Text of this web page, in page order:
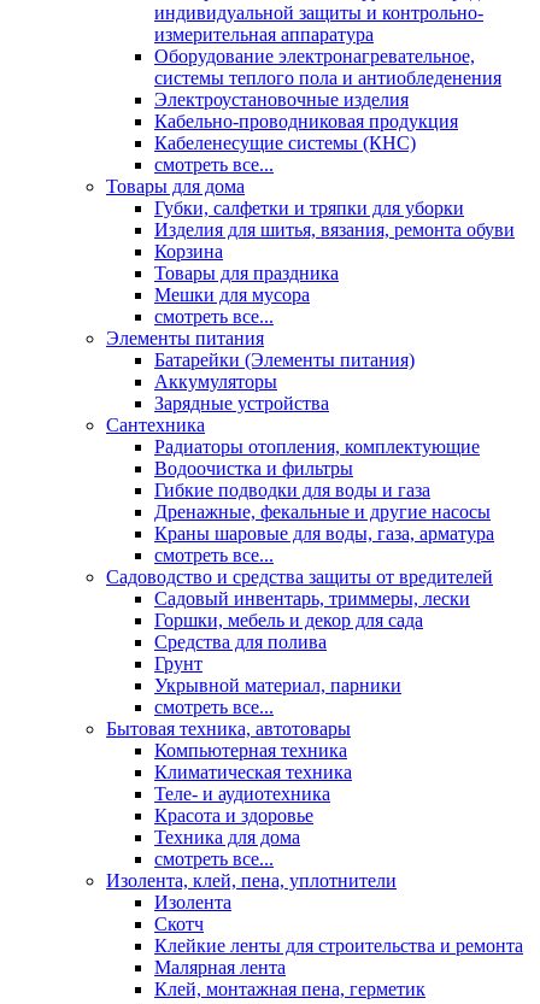
индивидуальной защиты и контрольно-
измерительная аппаратура
Оборудование электронагревательное,
системы теплого пола и антиобледенения
Электроустановочные изделия
Кабельно-проводниковая продукция
Кабеленесущие системы (КНС)
смотреть все...
Товары для дома
Губки, салфетки и тряпки для уборки
Изделия для шитья, вязания, ремонта обуви
Корзина
Товары для праздника
Мешки для мусора
смотреть все...
Элементы питания
Батарейки (Элементы питания)
Аккумуляторы
Зарядные устройства
Сантехника
Радиаторы отопления, комплектующие
Водоочистка и фильтры
Гибкие подводки для воды и газа
Дренажные, фекальные и другие насосы
Краны шаровые для воды, газа, арматура
смотреть все...
Садоводство и средства защиты от вредителей
Садовый инвентарь, триммеры, лески
Горшки, мебель и декор для сада
Средства для полива
Грунт
Укрывной материал, парники
смотреть все...
Бытовая техника, автотовары
Компьютерная техника
Климатическая техника
Теле- и аудиотехника
Красота и здоровье
Техника для дома
смотреть все...
Изолента, клей, пена, уплотнители
Изолента
Скотч
Клейкие ленты для строительства и ремонта
Малярная лента
Клей, монтажная пена, герметик